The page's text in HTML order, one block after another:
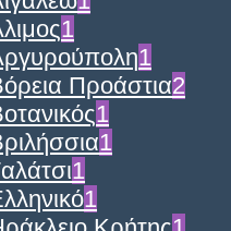
1
1
Προάστια2
1
1
1
1